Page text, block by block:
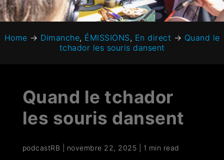
Home → Dimanche, ÉMISSIONS, En direct → Quand le
tchador les souris dansent
Quand le tchador
les souris dansent
podcastRB novembre 22, 2025 1 min read